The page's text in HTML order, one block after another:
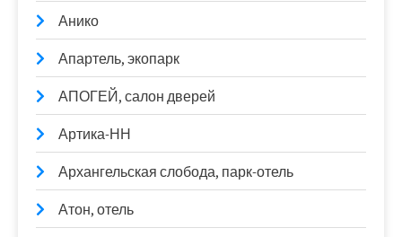
Анико
Апартель, экопарк
АПОГЕЙ, салон дверей
Артика-НН
Архангельская слобода, парк-отель
Атон, отель